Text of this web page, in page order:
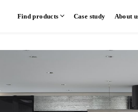
Communication kitchen Separate kitchen ​ ​
Find products Case study About